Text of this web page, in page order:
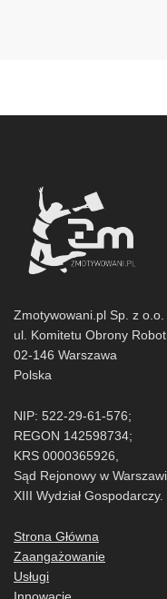
Zmotywowani.pl Sp. z o.o.
ul. Komitetu Obrony
02-146 Warszawa
Polska
NIP: 522-29-61-576;
REGON 142598734;
KRS 0000365926,
Sąd Rejonowy w
XIII Wydział Gospodarczy.
Strona Główna
Zaangażowanie
Usługi
Innowacje